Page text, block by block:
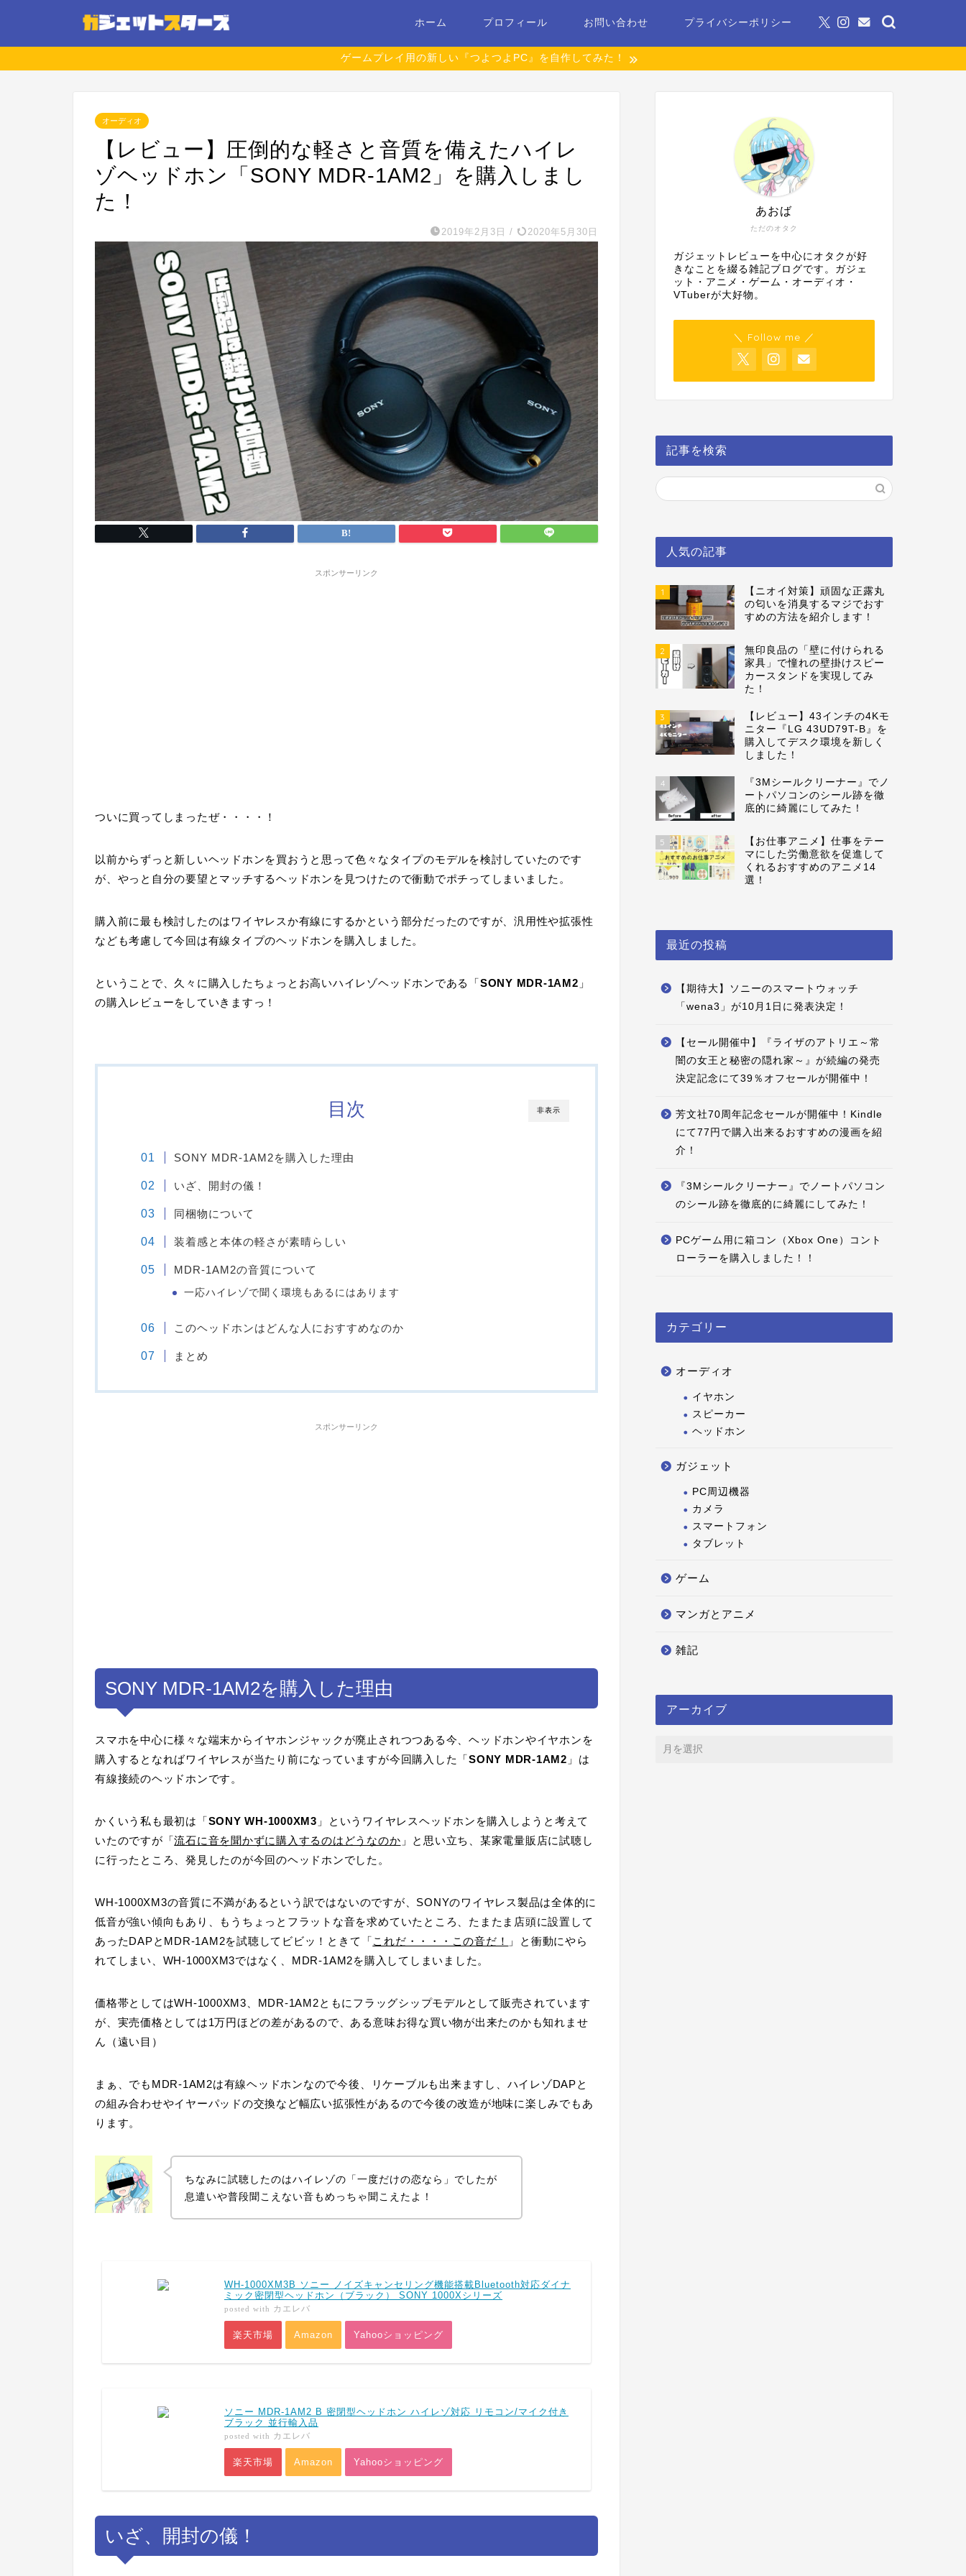
ホーム プロフィール お問い合わせ プライバシーポリシー
ゲームプレイ用の新しい『つよつよPC』を自作してみた！
オーディオ
【レビュー】圧倒的な軽さと音質を備えたハイレ
ゾヘッドホン「SONY MDR-1AM2」を購入しまし
た！
2019年2月3日 / 2020年5月30日
スポンサーリンク
ついに買ってしまったぜ・・・・！
以前からずっと新しいヘッドホンを買おうと思って色々なタイプのモデルを検討していたのです
が、やっと自分の要望とマッチするヘッドホンを見つけたので衝動でポチってしまいました。
購入前に最も検討したのはワイヤレスか有線にするかという部分だったのですが、汎用性や拡張性
なども考慮して今回は有線タイプのヘッドホンを購入しました。
ということで、久々に購入したちょっとお高いハイレゾヘッドホンである「SONY MDR-1AM2 」
の購入レビューをしていきますっ！
非表示
目次
SONY MDR-1AM2を購入した理由
いざ、開封の儀！
同梱物について
装着感と本体の軽さが素晴らしい
MDR-1AM2の音質について
一応ハイレゾで聞く環境もあるにはあります
このヘッドホンはどんな人におすすめなのか
まとめ
スポンサーリンク
SONY MDR-1AM2を購入した理由
スマホを中心に様々な端末からイヤホンジャックが廃止されつつある今、ヘッドホンやイヤホンを
購入するとなればワイヤレスが当たり前になっていますが今回購入した「SONY MDR-1AM2 」は
有線接続のヘッドホンです。
かくいう私も最初は「SONY WH-1000XM3 」というワイヤレスヘッドホンを購入しようと考えて
いたのですが「流石に音を聞かずに購入するのはどうなのか 」と思い立ち、某家電量販店に試聴し
に行ったところ、発見したのが今回のヘッドホンでした。
WH-1000XM3の音質に不満があるという訳ではないのですが、SONYのワイヤレス製品は全体的に
低音が強い傾向もあり、もうちょっとフラットな音を求めていたところ、たまたま店頭に設置して
あったDAPとMDR-1AM2を試聴してビビッ！ときて「これだ・・・・この音だ！
」と衝動にやら
れてしまい、WH-1000XM3ではなく、MDR-1AM2を購入してしまいました。
価格帯としてはWH-1000XM3、MDR-1AM2ともにフラッグシップモデルとして販売されています
が、実売価格としては1万円ほどの差があるので、ある意味お得な買い物が出来たのかも知れませ
ん（遠い目）
まぁ、でもMDR-1AM2は有線ヘッドホンなので今後、リケーブルも出来ますし、ハイレゾDAPと
の組み合わせやイヤーパッドの交換など幅広い拡張性があるので今後の改造が地味に楽しみでもあ
ります。
ちなみに試聴したのはハイレゾの「一度だけの恋なら」でしたが
息遣いや普段聞こえない音もめっちゃ聞こえたよ！
WH-1000XM3B ソニー ノイズキャンセリング機能搭載Bluetooth対応ダイナ
ミック密閉型ヘッドホン（ブラック） SONY 1000Xシリーズ
posted with カエレバ
楽天市場 Amazon Yahooショッピング
ソニー MDR-1AM2 B 密閉型ヘッドホン ハイレゾ対応 リモコン/マイク付き
ブラック 並行輸入品
posted with カエレバ
楽天市場 Amazon Yahooショッピング
いざ、開封の儀！
ただのオタク
あおば
ガジェットレビューを中心にオタクが好
きなことを綴る雑記ブログです。ガジェ
ット・アニメ・ゲーム・オーディオ・
VTuberが大好物。
＼ Follow me ／
記事を検索
人気の記事
1
【ニオイ対策】頑固な正露丸
の匂いを消臭するマジでおす
すめの方法を紹介します！
2
無印良品の「壁に付けられる
家具」で憧れの壁掛けスピー
カースタンドを実現してみ
た！
3
【レビュー】43インチの4Kモ
ニター『LG 43UD79T-B』を
購入してデスク環境を新しく
しました！
4
『3Mシールクリーナー』でノ
ートパソコンのシール跡を徹
底的に綺麗にしてみた！
5
【お仕事アニメ】仕事をテー
マにした労働意欲を促進して
くれるおすすめのアニメ14
選！
最近の投稿
【期待大】ソニーのスマートウォッチ
「wena3」が10月1日に発表決定！
【セール開催中】『ライザのアトリエ～常
闇の女王と秘密の隠れ家～』が続編の発売
決定記念にて39％オフセールが開催中！
芳文社70周年記念セールが開催中！Kindle
にて77円で購入出来るおすすめの漫画を紹
介！
『3Mシールクリーナー』でノートパソコン
のシール跡を徹底的に綺麗にしてみた！
PCゲーム用に箱コン（Xbox One）コント
ローラーを購入しました！！
カテゴリー
オーディオ
イヤホン
スピーカー
ヘッドホン
ガジェット
PC周辺機器
カメラ
スマートフォン
タブレット
ゲーム
マンガとアニメ
雑記
アーカイブ